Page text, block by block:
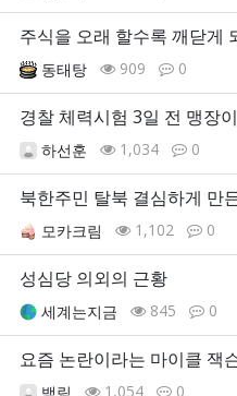
주식을 오래 할수록 깨닫게
동태탕 909 0
경찰 체력시험 3일 전 맹장
하선훈 1,034 0
북한주민 탈북 결심하게 만
모카크림 1,102 0
성심당 의외의 근황
세계는지금 845 0
요즘 논란이라는 마이클 잭
1,054 0